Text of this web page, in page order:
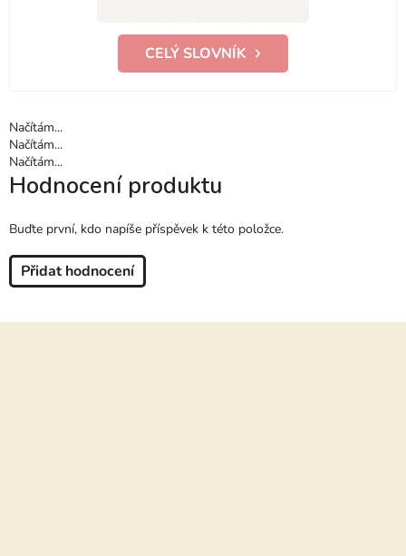
CELÝ SLOVNÍK
Načítám...
Načítám...
Načítám...
Hodnocení produktu
Buďte první, kdo napíše příspěvek k této položce.
Přidat hodnocení